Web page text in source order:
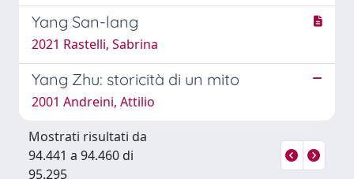
Yang San-lang
2021 Rastelli, Sabrina
Yang Zhu: storicità di un mito
2001 Andreini, Attilio
Mostrati risultati da
94.441 a 94.460 di
95.295